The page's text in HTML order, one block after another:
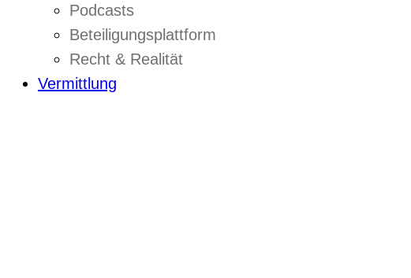
Podcasts
Beteiligungsplattform
Recht & Realität
Vermittlung